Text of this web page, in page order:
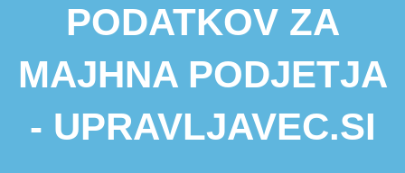
PODATKOV ZA
MAJHNA PODJETJA
- UPRAVLJAVEC.SI